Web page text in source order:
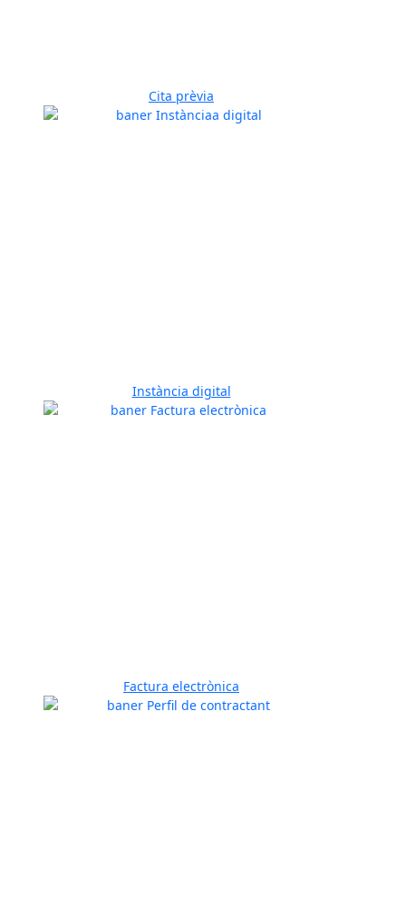
Cita prèvia
Instància digital
Factura electrònica
Previous